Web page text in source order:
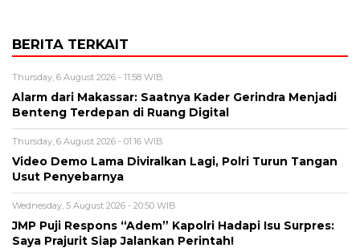
BERITA TERKAIT
Thursday, 6 August 2026 - 11:58 WIB
Alarm dari Makassar: Saatnya Kader Gerindra Menjadi
Benteng Terdepan di Ruang Digital
Thursday, 6 August 2026 - 01:16 WIB
Video Demo Lama Diviralkan Lagi, Polri Turun Tangan
Usut Penyebarnya
Wednesday, 5 August 2026 - 20:50 WIB
JMP Puji Respons “Adem” Kapolri Hadapi Isu Surpres:
Saya Prajurit Siap Jalankan Perintah!